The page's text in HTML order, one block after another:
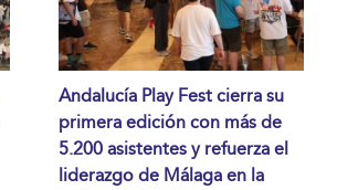
Andalucía Play Fest cierra su
primera edición con más de
5.200 asistentes y refuerza el
liderazgo de Málaga en la